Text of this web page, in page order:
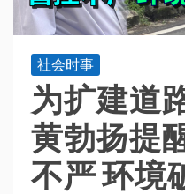
社会时事
为扩建道
黄勃扬提
不严 环境